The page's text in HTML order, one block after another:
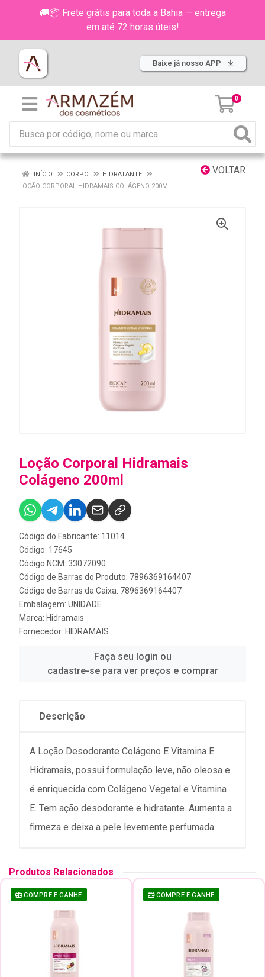
🚚📦 Frete grátis para toda a Bahia — entrega
em até 72 horas úteis!
Baixe já nosso APP
0
VOLTAR
INÍCIO CORPO
HIDRATANTE
LOÇÃO CORPORAL HIDRAMAIS COLÁGENO 200ML
Loção Corporal Hidramais
Colágeno 200ml
Código do Fabricante: 11014
Código: 17645
Código NCM: 33072090
Código de Barras do Produto: 7896369164407
Código de Barras da Caixa: 7896369164407
Embalagem: UNIDADE
Marca: Hidramais
Fornecedor: HIDRAMAIS
Faça seu login ou
cadastre-se para ver preços e comprar
Descrição
A Loção Desodorante Colágeno E Vitamina E
Hidramais, possui formulação leve, não oleosa e
é enriquecida com Colágeno Vegetal e Vitamina
E. Tem ação desodorante e hidratante. Aumenta a
firmeza e deixa a pele levemente perfumada.
Produtos Relacionados
COMPRE E GANHE COMPRE E GANHE